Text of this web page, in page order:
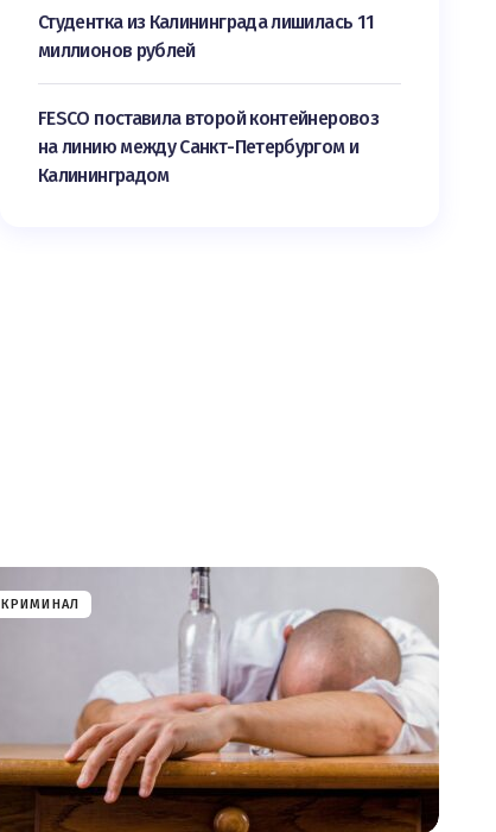
Студентка из Калининграда лишилась 11
миллионов рублей
FESCO поставила второй контейнеровоз
на линию между Санкт-Петербургом и
Калининградом
КРИМИНАЛ